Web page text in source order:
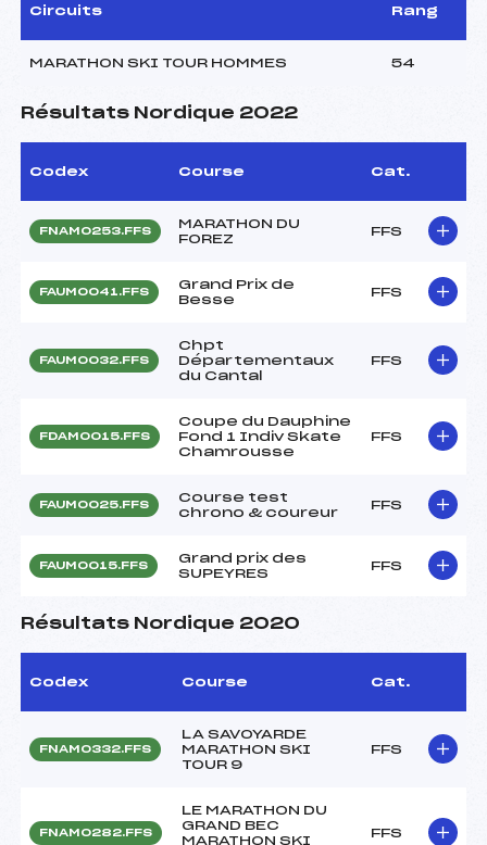
Circuits Rang
MARATHON SKI TOUR HOMMES 54
Résultats Nordique 2022
Codex Course Cat.
FNAM0253.FFS
MARATHON DU
FOREZ
FFS
FAUM0041.FFS
Grand Prix de
Besse
FFS
FAUM0032.FFS
Chpt
Départementaux
du Cantal
FFS
FDAM0015.FFS
Coupe du Dauphine
Fond 1 Indiv Skate
Chamrousse
FFS
FAUM0025.FFS
Course test
chrono & coureur
FFS
FAUM0015.FFS
Grand prix des
SUPEYRES
FFS
Résultats Nordique 2020
Codex Course Cat.
FNAM0332.FFS
LA SAVOYARDE
MARATHON SKI
TOUR 9
FFS
FNAM0282.FFS
LE MARATHON DU
GRAND BEC
MARATHON SKI
FFS